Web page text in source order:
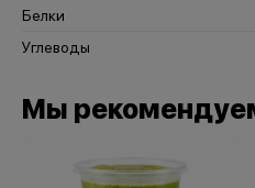
Белки
Углеводы
Мы